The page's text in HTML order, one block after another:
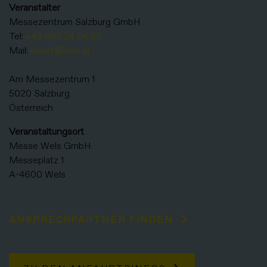
Veranstalter
Messezentrum Salzburg GmbH
Tel: +43 662 24 04 83
Mail: smart@mzs.at
Am Messezentrum 1
5020 Salzburg
Österreich
Veranstaltungsort
Messe Wels GmbH
Messeplatz 1
A-4600 Wels
ANSPRECHPARTNER FINDEN